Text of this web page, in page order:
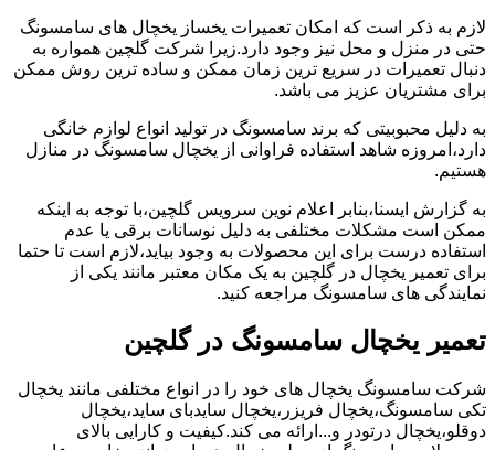
لازم به ذکر است که امکان تعمیرات یخساز یخچال های سامسونگ
حتی در منزل و محل نیز وجود دارد.زیرا شرکت گلچین همواره به
دنبال تعمیرات در سریع ترین زمان ممکن و ساده ترین روش ممکن
برای مشتریان عزیز می باشد.
به دلیل محبوبیتی که برند سامسونگ در تولید انواع لوازم خانگی
دارد،امروزه شاهد استفاده فراوانی از یخچال سامسونگ در منازل
هستیم.
به گزارش ایسنا،بنابر اعلام نوین سرویس گلچین،با توجه به اینکه
ممکن است مشکلات مختلفی به دلیل نوسانات برقی یا عدم
استفاده درست برای این محصولات به وجود بیاید،لازم است تا حتما
برای تعمیر یخچال در گلچین به یک مکان معتبر مانند یکی از
نمایندگی های سامسونگ مراجعه کنید.
تعمیر یخچال سامسونگ در گلچین
شرکت سامسونگ یخچال های خود را در انواع مختلفی مانند یخچال
تکی سامسونگ،یخچال فریزر،یخچال سایدبای ساید،یخچال
دوقلو،یخچال درتودر و...ارائه می کند.کیفیت و کارایی بالای